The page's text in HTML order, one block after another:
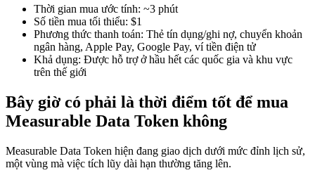
TradFi
Phái sinh cổ phiếu, ngoại hối, kim loại quý và hàng hóa
Thời gian mua ước tính: ~3 phút
Số tiền mua tối thiểu: $1
Phương thức thanh toán: Thẻ tín dụng/ghi nợ, chuyển khoản
ngân hàng, Apple Pay, Google Pay, ví tiền điện tử
Khả dụng: Được hỗ trợ ở hầu hết các quốc gia và khu vực
trên thế giới
Bây giờ có phải là thời điểm tốt để mua
Measurable Data Token không
Measurable Data Token hiện đang giao dịch dưới mức đỉnh lịch sử,
một vùng mà việc tích lũy dài hạn thường tăng lên.